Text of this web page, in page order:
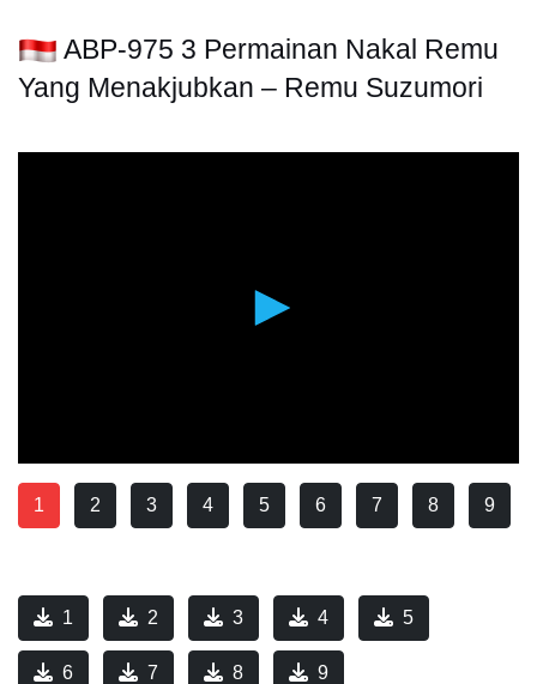
ABP-975 3 Permainan Nakal Remu
Yang Menakjubkan – Remu Suzumori
1 2 3 4 5 6 7 8 9
1 2 3 4 5
6 7 8 9